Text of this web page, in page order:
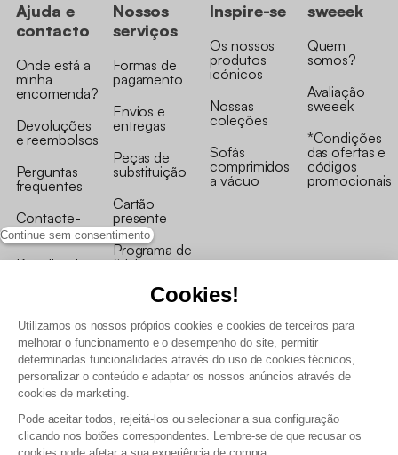
Continue sem consentimento
Cookies!
Utilizamos os nossos próprios cookies e cookies de terceiros para
melhorar o funcionamento e o desempenho do site, permitir
determinadas funcionalidades através do uso de cookies técnicos,
personalizar o conteúdo e adaptar os nossos anúncios através de
cookies de marketing.
Pode aceitar todos, rejeitá-los ou selecionar a sua configuração
clicando nos botões correspondentes. Lembre-se de que recusar os
Ajuda e
contacto
Onde está a
minha
encomenda?
Devoluções
e reembolsos
Perguntas
frequentes
Contacte-
nos
Recolha de
Nossos
serviços
Formas de
pagamento
Envios e
entregas
Peças de
substituição
Cartão
presente
Programa de
fidelizaçao
Inspire-se
Os nossos
produtos
icónicos
Nossas
coleções
Sofás
comprimidos
a vácuo
sweeek
Quem
somos?
Avaliação
sweeek
*Condições
das ofertas e
códigos
promocionais
Termos e Condições Gerais de Venda e Aviso Legal
Gestão de dados pessoais e política de cookies
Termos e condições gerais de venda pro